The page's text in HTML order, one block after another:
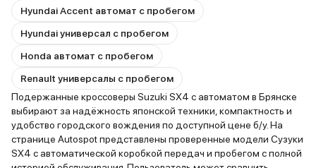
Hyundai Accent автомат с пробегом
Hyundai универсал с пробегом
Honda автомат с пробегом
Renault универсалы с пробегом
Подержанные кроссоверы Suzuki SX4 с автоматом в Брянске
выбирают за надёжность японской техники, компактность и
удобство городского вождения по доступной цене б/у. На
странице Autospot представлены проверенные модели Сузуки
SX4 с автоматической коробкой передач и пробегом с полной